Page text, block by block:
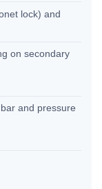
lock) and
on secondary
and pressure